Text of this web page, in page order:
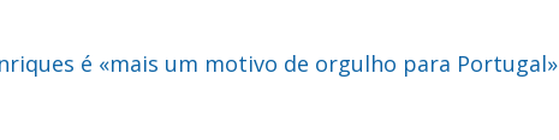
é «mais um motivo de orgulho para Portugal»